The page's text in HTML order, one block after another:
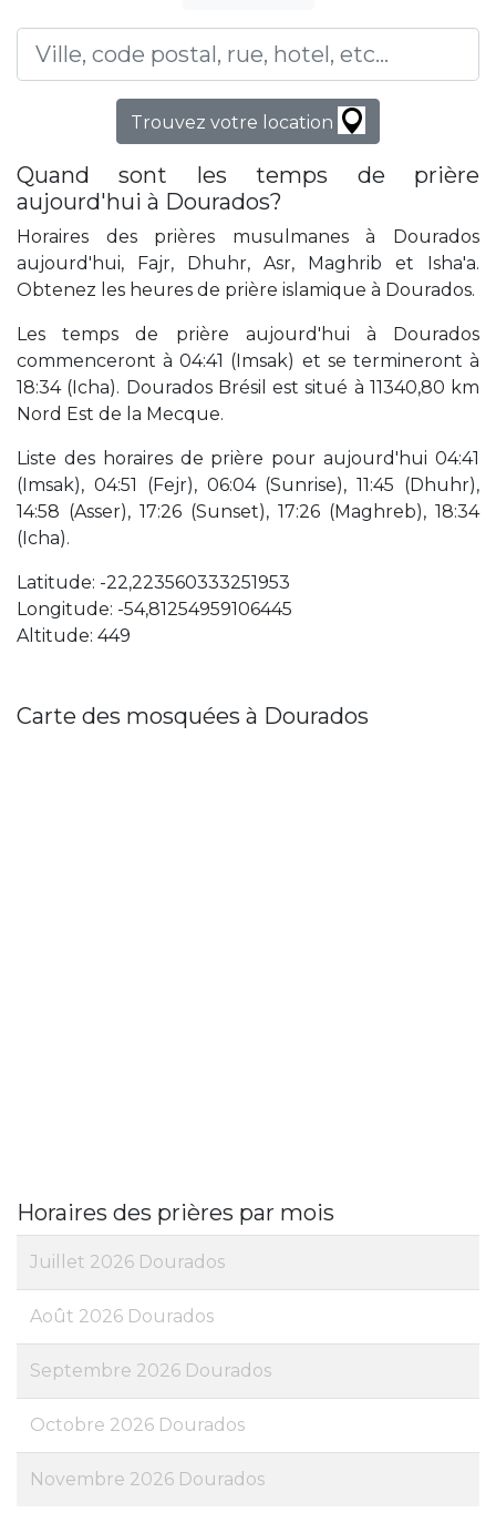
Trouvez votre location
Quand sont les temps de prière
aujourd'hui à Dourados?
Horaires des prières musulmanes à Dourados
aujourd'hui, Fajr, Dhuhr, Asr, Maghrib et Isha'a.
Obtenez les heures de prière islamique à Dourados.
Les temps de prière aujourd'hui à Dourados
commenceront à 04:41 (Imsak) et se termineront à
18:34 (Icha). Dourados Brésil est situé à 11340,80 km
Nord Est de la Mecque.
Liste des horaires de prière pour aujourd'hui 04:41
(Imsak), 04:51 (Fejr), 06:04 (Sunrise), 11:45 (Dhuhr),
14:58 (Asser), 17:26 (Sunset), 17:26 (Maghreb), 18:34
(Icha).
Latitude: -22,223560333251953
Longitude: -54,81254959106445
Altitude: 449
Carte des mosquées à Dourados
Horaires des prières par mois
Juillet 2026 Dourados
Août 2026 Dourados
Septembre 2026 Dourados
Octobre 2026 Dourados
Novembre 2026 Dourados